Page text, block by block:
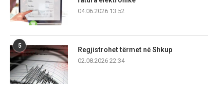
04.06.2026 13:52
5
Regjistrohet tërmet në Shkup
02.08.2026 22:34